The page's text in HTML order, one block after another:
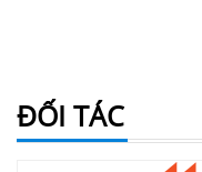
ĐỐI TÁC